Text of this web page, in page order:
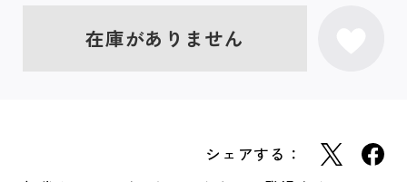
在庫がありません
シェアする：